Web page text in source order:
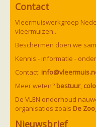
Knelpunten in
Doe mee
vleermuiskasten
Landelijk
Regionale of
Internationaal
Landelijke
Ik wil graag mee
Contact
Vleermuiswerkgroep
vleermuizen..
Beschermen doen we
Kennis - informatie -
Contact:
Meer weten? bestuur,
De VLEN onderhoud
organisaties zoals De
Nieuwsbrief